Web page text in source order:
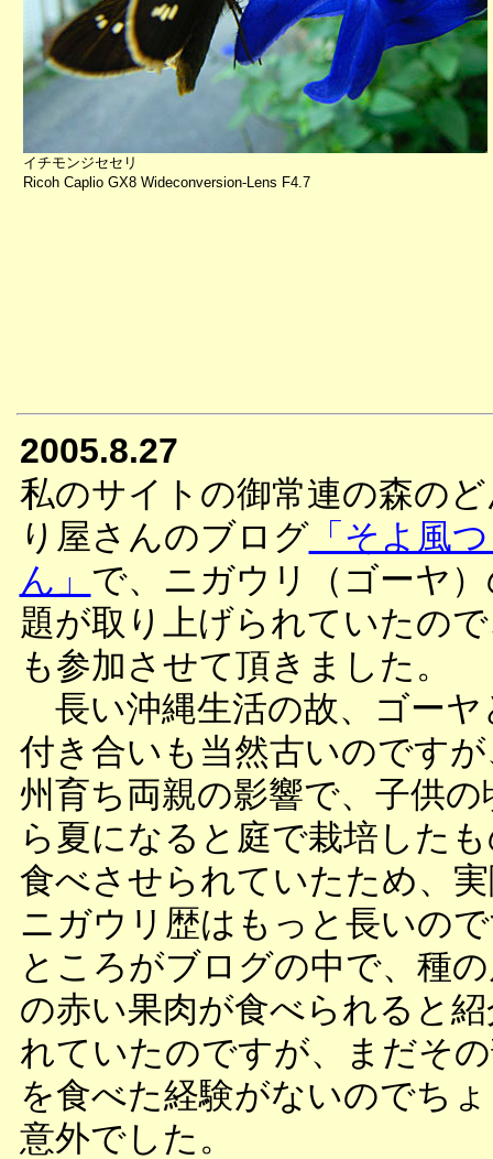
イチモンジセセリ
Ricoh Caplio GX8 Wideconversion-Lens F4.7
2005.8.27
私のサイトの御常連の森の
り屋さんのブログ「そよ風
ん」 で、ニガウリ（ゴーヤ
題が取り上げられていたの
も参加させて頂きました。
長い沖縄生活の故、ゴーヤ
付き合いも当然古いのです
州育ち両親の影響で、子供の
ら夏になると庭で栽培した
食べさせられていたため、
ニガウリ歴はもっと長いの
ところがブログの中で、種
の赤い果肉が食べられると
れていたのですが、まだそ
を食べた経験がないのでち
意外でした。